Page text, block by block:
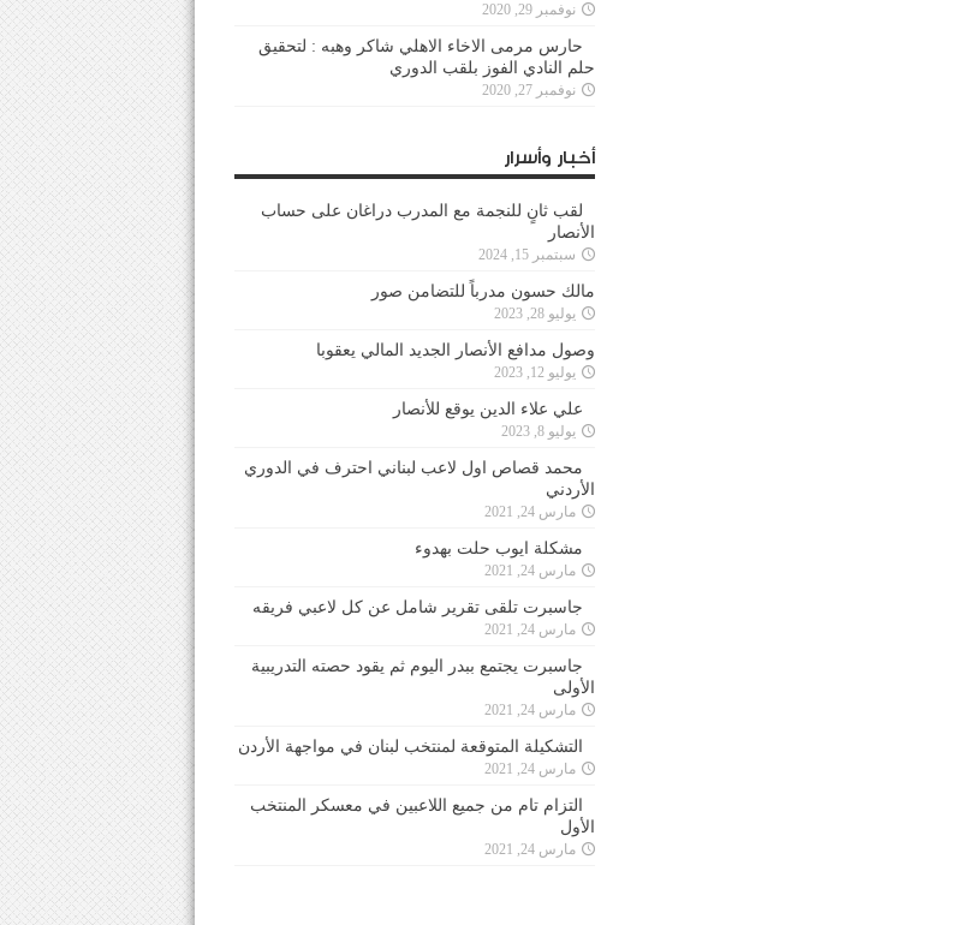
نوفمبر 29, 2020
حارس مرمى الاخاء الاهلي شاكر وهبه : لتحقيق
حلم النادي الفوز بلقب الدوري
نوفمبر 27, 2020
أخبار وأسرار
لقب ثانٍ للنجمة مع المدرب دراغان على حساب
الأنصار
سبتمبر 15, 2024
مالك حسون مدرباً للتضامن صور
يوليو 28, 2023
وصول مدافع الأنصار الجديد المالي يعقوبا
يوليو 12, 2023
علي علاء الدين يوقع للأنصار
يوليو 8, 2023
محمد قصاص اول لاعب لبناني احترف في الدوري
الأردني
مارس 24, 2021
مشكلة ايوب حلت بهدوء
مارس 24, 2021
جاسبرت تلقى تقرير شامل عن كل لاعبي فريقه
مارس 24, 2021
جاسبرت يجتمع ببدر اليوم ثم يقود حصته التدريبية
الأولى
مارس 24, 2021
التشكيلة المتوقعة لمنتخب لبنان في مواجهة الأردن
مارس 24, 2021
التزام تام من جميع اللاعبين في معسكر المنتخب
الأول
مارس 24, 2021